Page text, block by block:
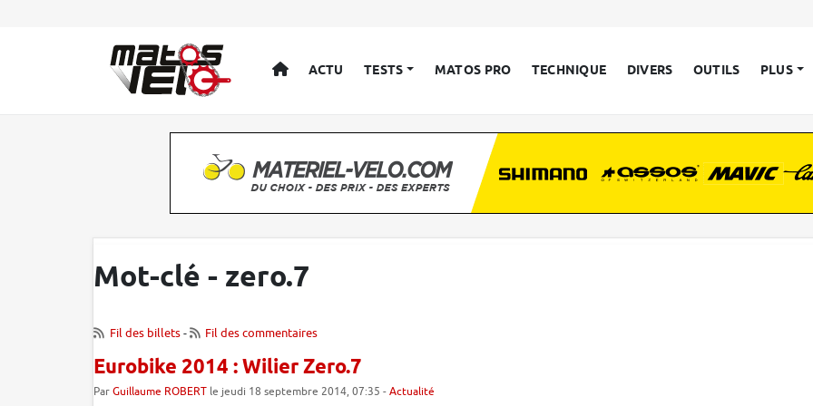
ACCUEIL
ACTU TESTS MATOS PRO TECHNIQUE DIVERS OUTILS PLUS
Mot-clé - zero.7
Fil des billets- Fil des commentaires
Eurobike 2014 : Wilier Zero.7
Par Guillaume ROBERT le jeudi 18 septembre 2014, 07:35 - Actualité